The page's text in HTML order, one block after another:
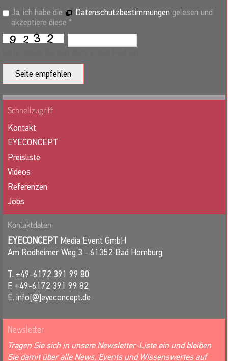
Ja, ich habe die Datenschutzbestimmungen gelesen und
akzeptiere diese *
Seite empfehlen
Schnellzugriff
Kontakt
EYECONCEPT
Preisliste
Videos
Referenzen
Jobs
Kontaktdaten
EYECONCEPT Media Event GmbH
Am Rodheimer Weg 3 - 61352 Bad Homburg
T. +49-6172 391 99 80
F. +49-6172 391 99 82
E. info[@]eyeconcept.de
Newsletter
Tragen Sie sich in unsere Newsletter-Liste ein und bleiben
Sie damit über alle News, Events und Wissenswertes auf